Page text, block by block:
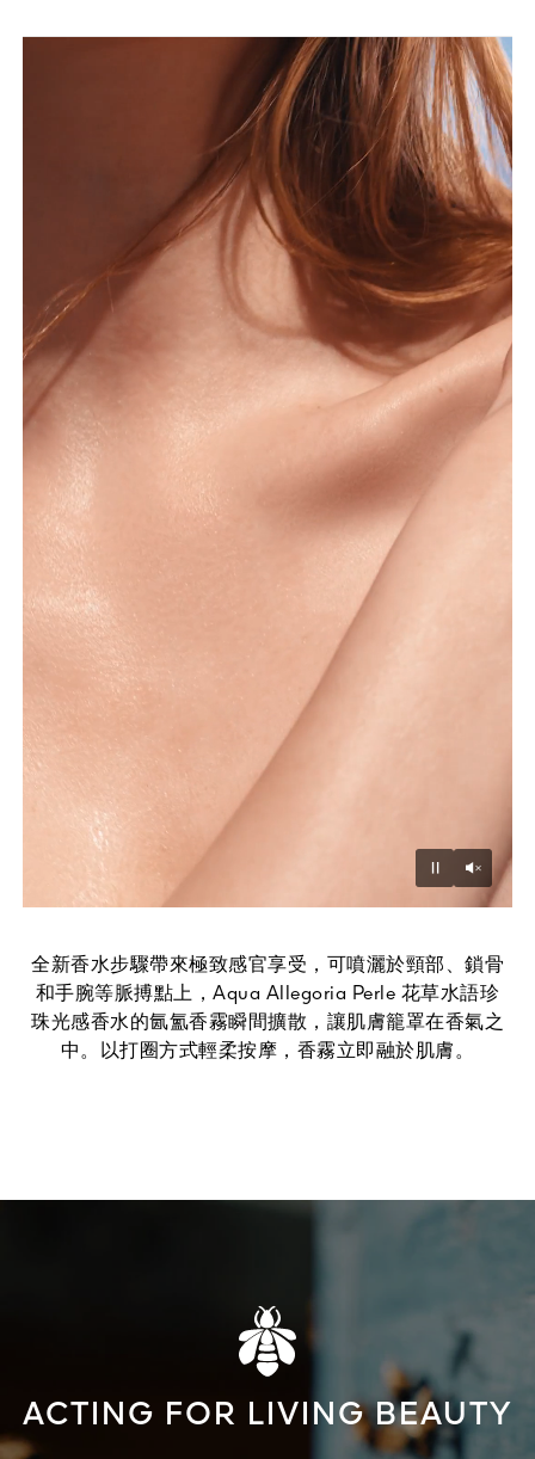
Pause
全新香水步驟帶來極致感官享受，可噴灑於頸部、鎖骨
和手腕等脈搏點上，Aqua Allegoria Perle 花草水語珍
珠光感香水的氤氳香霧瞬間擴散，讓肌膚籠罩在香氣之
中。以打圈方式輕柔按摩，香霧立即融於肌膚。
ACTING FOR LIVING BEAUTY